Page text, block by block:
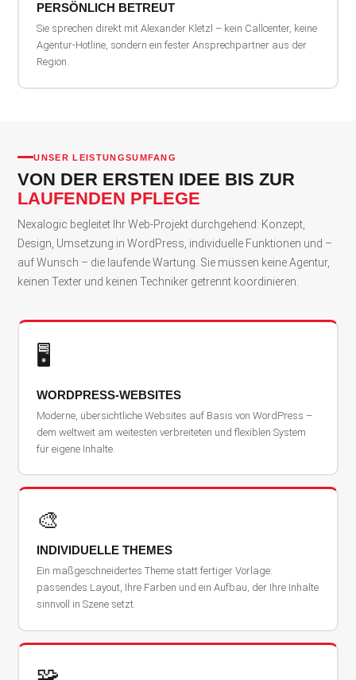
PERSÖNLICH BETREUT
Sie sprechen direkt mit Alexander Kletzl – kein Callcenter, keine
Agentur-Hotline, sondern ein fester Ansprechpartner aus der
Region.
UNSER LEISTUNGSUMFANG
VON DER ERSTEN IDEE BIS ZUR
LAUFENDEN PFLEGE
Nexalogic begleitet Ihr Web-Projekt durchgehend: Konzept,
Design, Umsetzung in WordPress, individuelle Funktionen und –
auf Wunsch – die laufende Wartung. Sie müssen keine Agentur,
keinen Texter und keinen Techniker getrennt koordinieren.
🖥️
WORDPRESS-WEBSITES
Moderne, übersichtliche Websites auf Basis von WordPress –
dem weltweit am weitesten verbreiteten und flexiblen System
für eigene Inhalte.
🎨
INDIVIDUELLE THEMES
Ein maßgeschneidertes Theme statt fertiger Vorlage:
passendes Layout, Ihre Farben und ein Aufbau, der Ihre Inhalte
sinnvoll in Szene setzt.